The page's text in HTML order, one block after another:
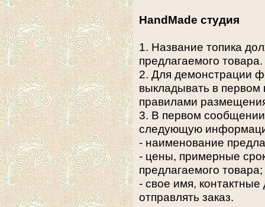
HandMade студия
1. Название топика
предлагаемого товара.
2. Для демонстрации
выкладывать в первом
правилами
3. В первом
следующую
- наименование
- цены, примерные
предлагаемого товара;
- свое имя,
отправлять заказ.